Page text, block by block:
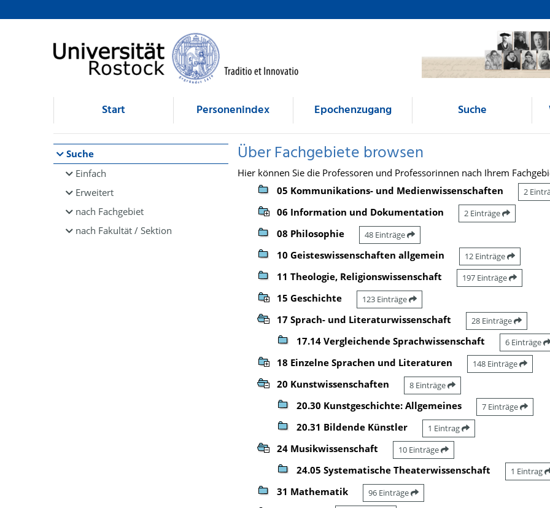
Browsen
direkt zum Inhalt
Start Personenindex Epochenzugang Suche
Suche
Einfach
Erweitert
nach Fachgebiet
nach Fakultät / Sektion
Über Fachgebiete browsen
Hier können Sie die Professoren und Professorinnen nach Ihrem
05 Kommunikations- und Medienwissenschaften
2
06 Information und Dokumentation 2 Einträge
08 Philosophie 48 Einträge
10 Geisteswissenschaften allgemein 12 Einträge
11 Theologie, Religionswissenschaft 197 Einträge
15 Geschichte 123 Einträge
17 Sprach- und Literaturwissenschaft 28 Einträge
17.14 Vergleichende Sprachwissenschaft 6 Einträge
18 Einzelne Sprachen und Literaturen 148 Einträge
20 Kunstwissenschaften 8 Einträge
20.30 Kunstgeschichte: Allgemeines 7 Einträge
20.31 Bildende Künstler 1 Eintrag
24 Musikwissenschaft 10 Einträge
24.05 Systematische Theaterwissenschaft 1 Eintrag
31 Mathematik 96 Einträge